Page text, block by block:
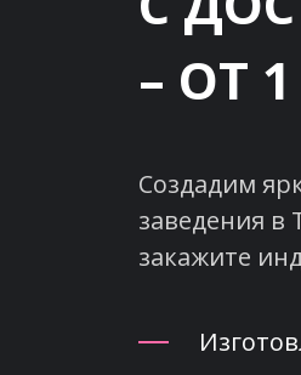
– ОТ
Создадим
заведения в
закажите